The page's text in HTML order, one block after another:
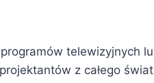
telewizyjnych
z całego